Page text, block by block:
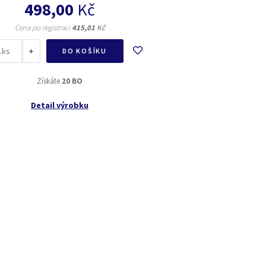
498,00 Kč
Cena po registraci415,01 Kč
ks + DO KOŠÍKU
Získáte 20 BO
Detail výrobku